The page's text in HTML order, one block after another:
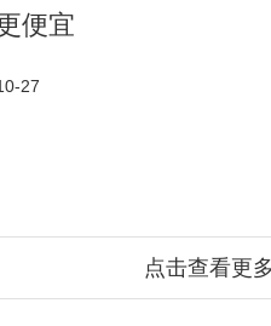
便宜
27
点击查看更